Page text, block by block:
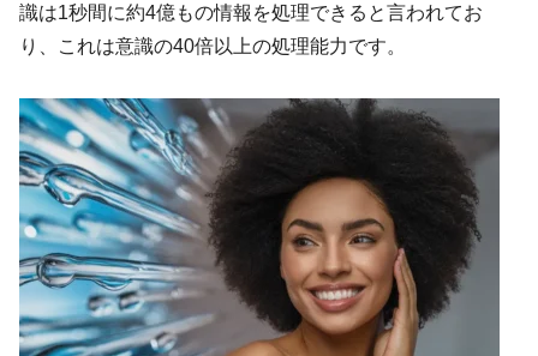
識は1秒間に約4億もの情報を処理できると言われてお
り、これは意識の40倍以上の処理能力です。